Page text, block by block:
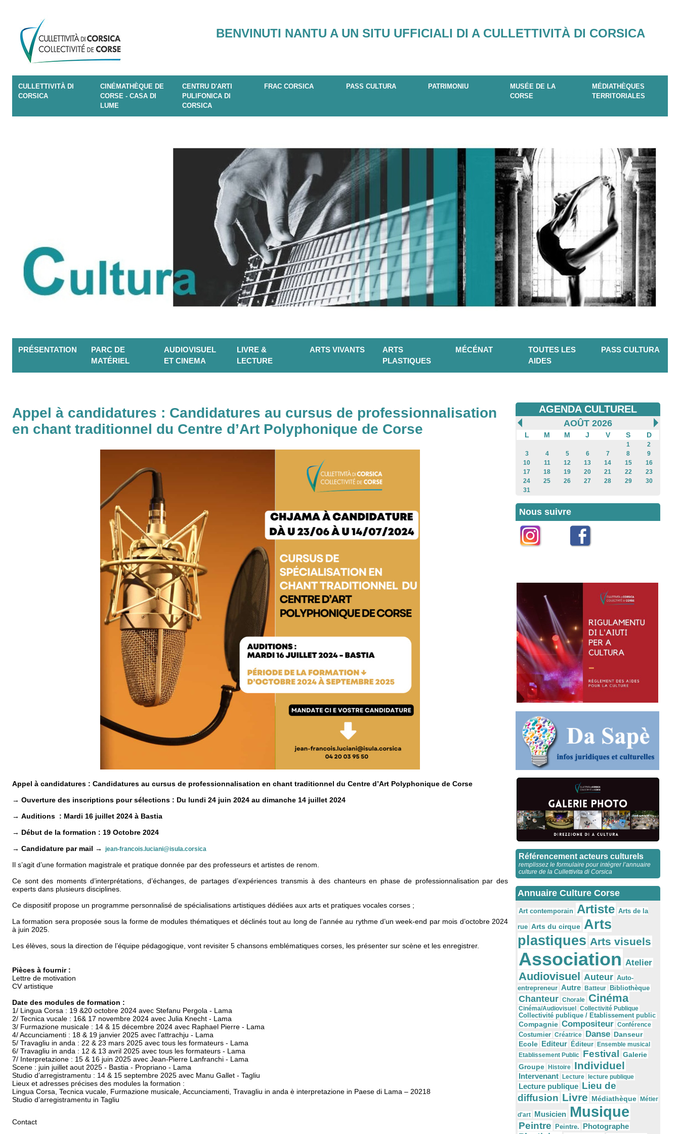
BENVINUTI NANTU A UN SITU UFFICIALI DI A CULLETTIVITÀ DI CORSICA
CULLETTIVITÀ DI
CORSICA
CINÉMATHÈQUE DE
CORSE - CASA DI
LUME
CENTRU D'ARTI
PULIFONICA DI
CORSICA
FRAC CORSICA PASS CULTURA PATRIMONIU
MUSÉE DE LA
CORSE
MÉDIATHÈQUES
TERRITORIALES
PRÉSENTATION
PARC DE
MATÉRIEL
AUDIOVISUEL
ET CINEMA
LIVRE &
LECTURE
ARTS VIVANTS
ARTS
PLASTIQUES
MÉCÉNAT
TOUTES LES
AIDES
PASS CULTURA
Appel à candidatures : Candidatures au cursus de professionnalisation
en chant traditionnel du Centre d’Art Polyphonique de Corse
Appel à candidatures : Candidatures au cursus de professionnalisation en chant traditionnel du Centre d’Art Polyphonique de Corse
→ Ouverture des inscriptions pour sélections : Du lundi 24 juin 2024 au dimanche 14 juillet 2024
→ Auditions : Mardi 16 juillet 2024 à Bastia
→ Début de la formation : 19 Octobre 2024
→ Candidature par mail → jean-francois.luciani@isula.corsica
Il s’agit d’une formation magistrale et pratique donnée par des professeurs et artistes de renom.
Ce sont des moments d’interprétations, d’échanges, de partages d’expériences transmis à des chanteurs en phase de professionnalisation par des
experts dans plusieurs disciplines.
Ce dispositif propose un programme personnalisé de spécialisations artistiques dédiées aux arts et pratiques vocales corses ;
La formation sera proposée sous la forme de modules thématiques et déclinés tout au long de l’année au rythme d’un week-end par mois d’octobre 2024
à juin 2025.
Les élèves, sous la direction de l’équipe pédagogique, vont revisiter 5 chansons emblématiques corses, les présenter sur scène et les enregistrer.
Pièces à fournir :
Lettre de motivation
CV artistique
Date des modules de formation :
1/ Lingua Corsa : 19 &20 octobre 2024 avec Stefanu Pergola - Lama
2/ Tecnica vucale : 16& 17 novembre 2024 avec Julia Knecht - Lama
3/ Furmazione musicale : 14 & 15 décembre 2024 avec Raphael Pierre - Lama
4/ Accunciamenti : 18 & 19 janvier 2025 avec l’attrachju - Lama
5/ Travagliu in anda : 22 & 23 mars 2025 avec tous les formateurs - Lama
6/ Travagliu in anda : 12 & 13 avril 2025 avec tous les formateurs - Lama
7/ Interpretazione : 15 & 16 juin 2025 avec Jean-Pierre Lanfranchi - Lama
Scene : juin juillet aout 2025 - Bastia - Propriano - Lama
Studio d’arregistramentu : 14 & 15 septembre 2025 avec Manu Gallet - Tagliu
Lieux et adresses précises des modules la formation :
Lingua Corsa, Tecnica vucale, Furmazione musicale, Accunciamenti, Travagliu in anda è interpretazione in Paese di Lama – 20218
Studio d’arregistramentu in Tagliu
Contact
AGENDA CULTUREL
AOÛT 2026
L M M J V S D
1
2
3
4 5 6 7 8
9
10
11 12 13 14 15
16
17
18 19 20 21 22
23
24
25 26 27 28 29
30
31
Nous suivre
Référencement acteurs culturels
remplissez le formulaire pour intégrer l’annuaire
culture de la Cullettivita di Corsica
Annuaire Culture Corse
Art contemporain Artiste Arts de la
rue Arts du cirque Arts
plastiques Arts visuels
Association Atelier
Audiovisuel Auteur Auto-
entrepreneur Autre Batteur Bibliothèque
Chanteur Chorale Cinéma
Cinéma/Audiovisuel
Collectivité Publique
Collectivité publique / Etablissement public
Compagnie Compositeur Conférence
Costumier Créatrice Danse Danseur
Ecole Editeur Éditeur
Ensemble musical
Etablissement Public Festival Galerie
Groupe
Histoire Individuel
Intervenant Lecture lecture publique
Lecture publique Lieu de
diffusion Livre Médiathèque Métier
d'art Musicien Musique
Peintre Peintre. Photographe